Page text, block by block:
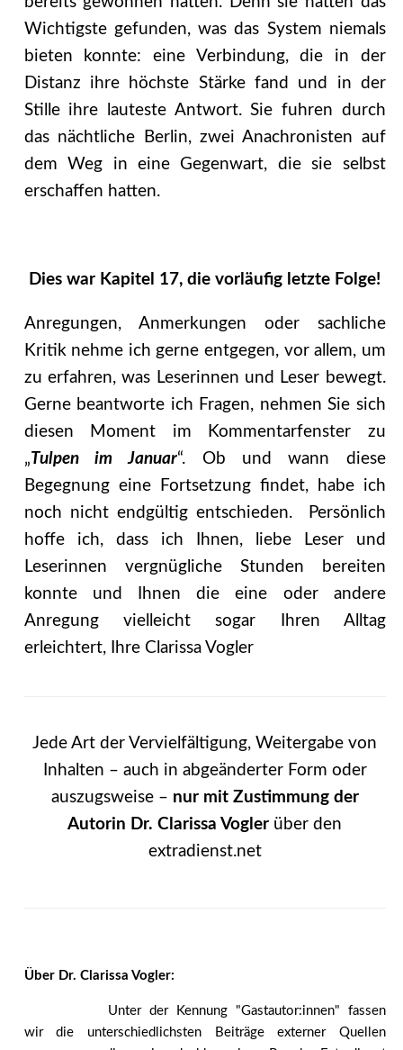
Wichtigste gefunden, was das System niemals
bieten konnte: eine Verbindung, die in der
Distanz ihre höchste Stärke fand und in der
Stille ihre lauteste Antwort. Sie fuhren durch
das nächtliche Berlin, zwei Anachronisten auf
dem Weg in eine Gegenwart, die sie selbst
erschaffen hatten.
Dies war Kapitel 17, die vorläufig letzte Folge!
Anregungen, Anmerkungen oder sachliche
Kritik nehme ich gerne entgegen, vor allem, um
zu erfahren, was Leserinnen und Leser bewegt.
Gerne beantworte ich Fragen, nehmen Sie sich
diesen Moment im Kommentarfenster zu
„Tulpen im Januar“. Ob und wann diese
Begegnung eine Fortsetzung findet, habe ich
noch nicht endgültig entschieden. Persönlich
hoffe ich, dass ich Ihnen, liebe Leser und
Leserinnen vergnügliche Stunden bereiten
konnte und Ihnen die eine oder andere
Anregung vielleicht sogar Ihren Alltag
erleichtert, Ihre Clarissa Vogler
Jede Art der Vervielfältigung, Weitergabe von
Inhalten – auch in abgeänderter Form oder
auszugsweise – nur mit Zustimmung der
Autorin Dr. Clarissa Vogler über den
extradienst.net
Über Dr. Clarissa Vogler:
Unter der Kennung "Gastautor:innen" fassen
wir die unterschiedlichsten Beiträge externer Quellen